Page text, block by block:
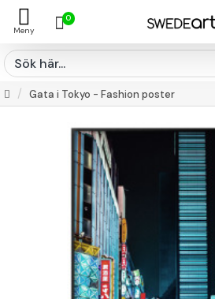
0
Gata i Tokyo - Fashion poster